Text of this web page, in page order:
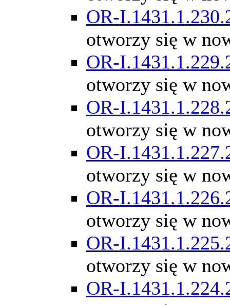
OR-
otworzy się w
OR-
otworzy się w
OR-
otworzy się w
OR-
otworzy się w
OR-
otworzy się w
OR-
otworzy się w
OR-